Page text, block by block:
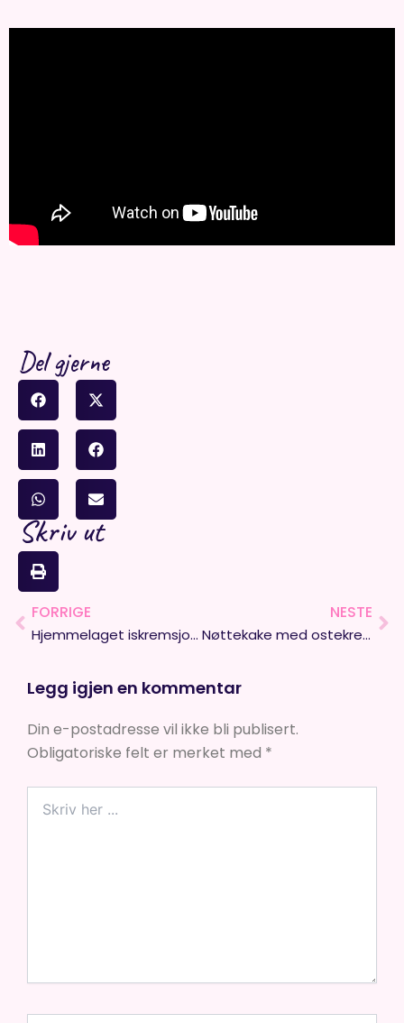
Del gjerne
Skriv ut
Prev
FORRIGE
Hjemmelaget iskremsjokolade og cashewnøttsmør
NESTE
Nøttekake med ostekrem
Legg igjen en kommentar
Din e-postadresse vil ikke bli publisert.
Obligatoriske felt er merket med *
her